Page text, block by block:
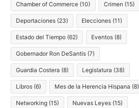
Chamber of Commerce (10) Crimen (15)
Deportaciones (23) Elecciones (11)
Estado del Tiempo (62) Eventos (8)
Gobernador Ron DeSantis (7)
Guardia Costera (8) Legislatura (38)
Libros (6) Mes de la Herencia Hispana (8)
Networking (15) Nuevas Leyes (15)